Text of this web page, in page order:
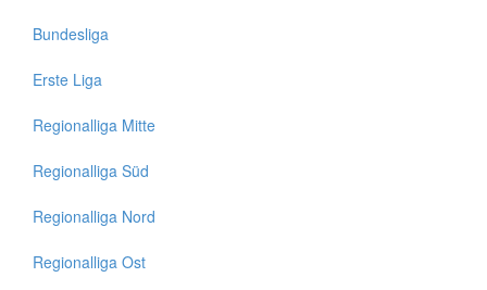
Bundesliga
Erste Liga
Regionalliga Mitte
Regionalliga Süd
Regionalliga Nord
Regionalliga Ost